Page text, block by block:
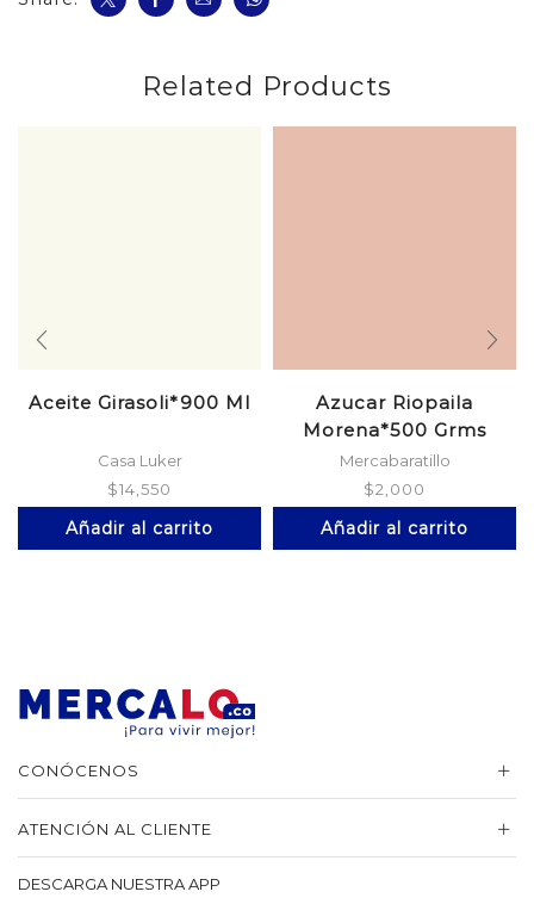
Related Products
Aceite Girasoli*900 Ml
Casa Luker
$14,550
Añadir al carrito
Azucar Riopaila
Morena*500 Grms
Mercabaratillo
$2,000
Añadir al carrito
CONÓCENOS
ATENCIÓN AL CLIENTE
DESCARGA NUESTRA APP